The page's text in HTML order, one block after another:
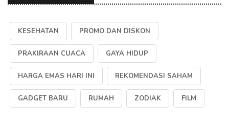
KESEHATAN PROMO DAN DISKON
PRAKIRAAN CUACA GAYA HIDUP
HARGA EMAS HARI INI REKOMENDASI SAHAM
GADGET BARU RUMAH ZODIAK FILM